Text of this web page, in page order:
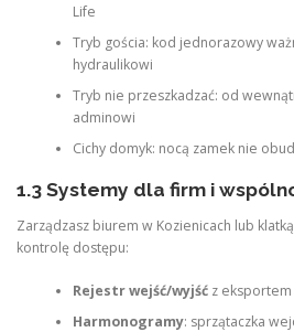
Life
Tryb gościa: kod jednorazowy
hydraulikowi
Tryb nie przeszkadzać: od
adminowi
Cichy domyk: nocą zamek nie
1.3 Systemy dla firm i
Zarządzasz biurem w Kozienicach lub
kontrolę dostępu:
Rejestr wejść/wyjśćz eksportem
Harmonogramy: sprzątaczka